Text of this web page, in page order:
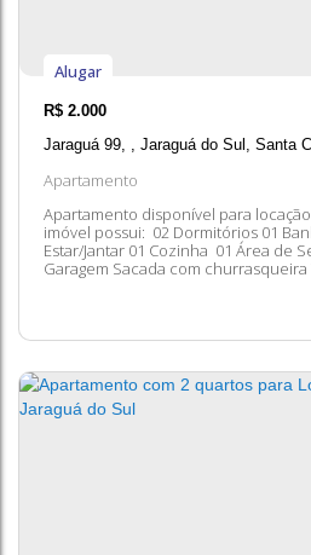
Apartamento
R$ 2.000
Jaraguá 99
Jaraguá do Sul Santa
Apartamento disponível para locação
imóvel possui: 02 Dormitórios 01 Banheiro 01 Sala de
Estar/Jantar 01 Cozinha 01 Área de
Garagem Sacada com churrasqueira Taxas Adicionais: IPTU
conosco para mais informações,
Alugar